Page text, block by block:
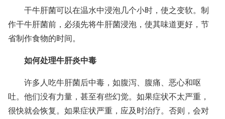
干牛肝菌可以在温水中浸泡几个小时，使之变软。制
作干牛肝菌前，必须先将牛肝菌浸泡，使其味道更好，节
省制作食物的时间。
如何处理牛肝炎中毒
许多人吃牛肝菌后中毒，如腹泻、腹痛、恶心和呕
吐。他们没有力量，甚至有些幻觉。如果症状不太严重，
很快就会恢复。如果症状严重，应及时治疗。否则，会对